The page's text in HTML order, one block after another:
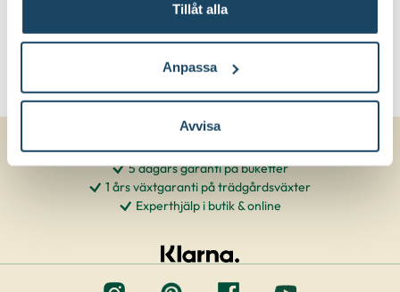
Tillåt alla
Anpassa
Avvisa
5 dagars garanti på buketter
1 års växtgaranti på trädgårdsväxter
Experthjälp i butik & online